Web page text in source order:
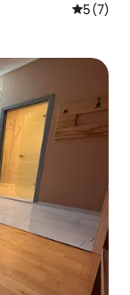
5 (7)